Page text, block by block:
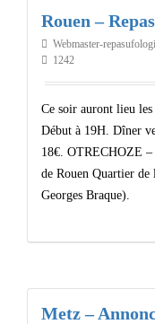
Rouen –
Webmaster-
1242
Ce soir auront lieu
Début à 19H. Dîner
18€. OTRECHOZE –
de Rouen Quartier
Georges Braque).
Metz –